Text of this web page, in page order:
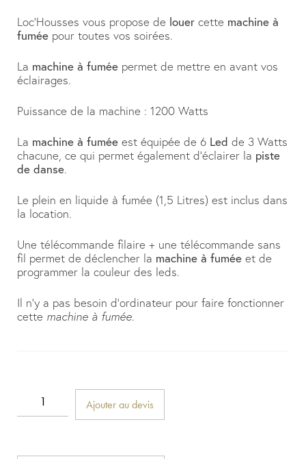
Loc’Housses vous propose de louer cette machine à
fumée pour toutes vos soirées.
La machine à fumée permet de mettre en avant vos
éclairages.
Puissance de la machine : 1200 Watts
La machine à fumée est équipée de 6 Led de 3 Watts
chacune, ce qui permet également d’éclairer la piste
de danse.
Le plein en liquide à fumée (1,5 Litres) est inclus dans
la location.
Une télécommande filaire + une télécommande sans
fil permet de déclencher la machine à fumée et de
programmer la couleur des leds.
Il n’y a pas besoin d’ordinateur pour faire fonctionner
cette machine à fumée.
Ajouter au devis